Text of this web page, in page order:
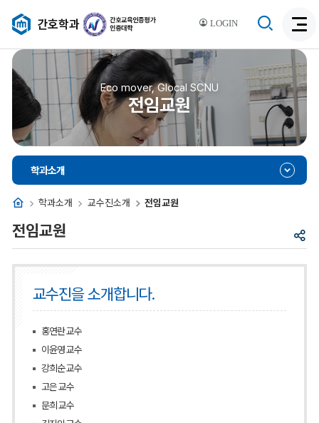
LOGIN
간호학과
색
활
성
화
색
비
활
성
화
Eco mover, Glocal SCNU
전임교원
홈 학과소개 교수진소개 전임교원
학과소개
공
전임교원
교수진을 소개합니다.
홍연란 교수
이윤영 교수
강희순 교수
고은 교수
문희 교수